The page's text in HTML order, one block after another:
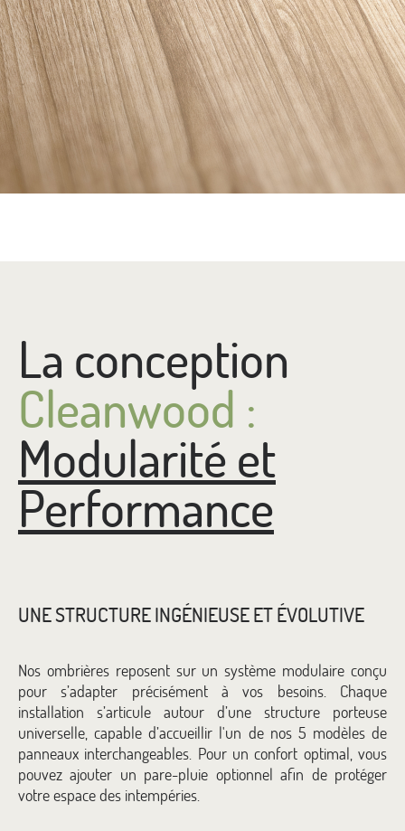
La conception
Cleanwood :
Modularité et
Performance
UNE STRUCTURE INGÉNIEUSE ET ÉVOLUTIVE
Nos ombrières reposent sur un système modulaire conçu
pour s’adapter précisément à vos besoins. Chaque
installation s’articule autour d’une structure porteuse
universelle, capable d’accueillir l'un de nos 5 modèles de
panneaux interchangeables. Pour un confort optimal, vous
pouvez ajouter un pare-pluie optionnel afin de protéger
votre espace des intempéries.